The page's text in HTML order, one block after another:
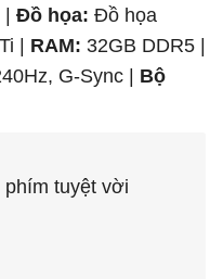
Đồ họa: Đồ họa
| RAM: 32GB DDR5 |
G-Sync | Bộ
tuyệt vời